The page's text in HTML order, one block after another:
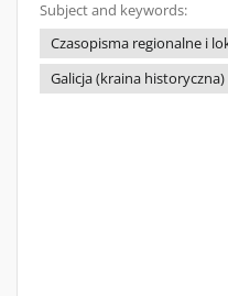
Subject and keywords:
Czasopisma regionalne i
Galicja (kraina historyczna)